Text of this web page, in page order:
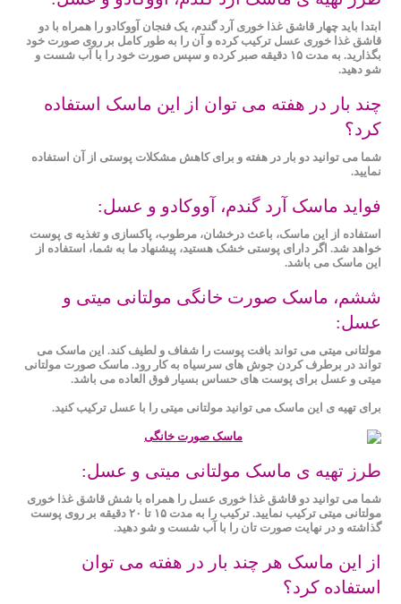
ابتدا باید چهار قاشق غذا خوری آرد گندم، یک فنجان آووکادو را همراه با دو
قاشق غذا خوری عسل ترکیب کرده و آن را به‌ طور کامل بر روی صورت خود
بگذارید. به مدت ۱۵ دقیقه صبر کرده و سپس صورت خود را با آب شست و
شو دهید.
چند بار در هفته می توان از این ماسک استفاده
کرد؟
شما می‌ توانید دو بار در هفته و برای کاهش مشکلات پوستی از آن استفاده
نمایید.
فواید ماسک آرد گندم، آووکادو و عسل:
استفاده از این ماسک، باعث درخشان، مرطوب، پاکسازی و تغذیه ی پوست
خواهد شد. اگر دارای پوستی خشک هستید، پیشنهاد ما به شما، استفاده از
این ماسک می باشد.
ششم، ماسک صورت خانگی مولتانی ‌میتی و
عسل:
مولتانی ‌میتی می تواند بافت پوست را شفاف و لطیف ‌کند. این ماسک می
تواند در برطرف کردن جوش های سرسیاه به کار رود. ماسک صورت مولتانی
‌میتی و عسل برای پوست های حساس بسیار فوق العاده می باشد.
برای تهیه ی این ماسک می توانید مولتانی ‌میتی را با عسل ترکیب کنید.
طرز تهیه ی ماسک مولتانی ‌میتی و عسل:
شما می توانید دو قاشق غذا خوری عسل را همراه با شش قاشق غذا خوری
مولتانی ‌میتی ترکیب نمایید. ترکیب را به مدت ۱۵ تا ۲۰ دقیقه بر روی پوست
گذاشته و در نهایت صورت تان را با آب شست و شو دهید.
از این ماسک هر چند بار در هفته می توان
استفاده کرد؟